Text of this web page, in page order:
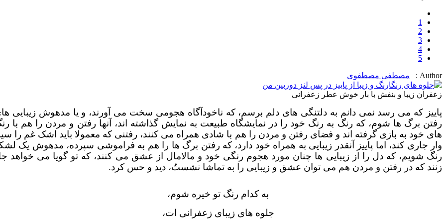
1
2
3
4
5
Author : مصطفی مصطفوی
زعفران زیبا و بنفش با بار خوش عطر زعفرانی
پاییز که می رسد نمی دانم به دلتنگی های دلم برسم، که ناخودآگاه هجومی سخت می آورند، و یا مدهوش زیبایی
رفتن برگ ها شوم، که رنگ به رنگ خود را در نمایشگاه طبیعت به نمایش گذاشته اند، آنها رفتن و مردن را هم با
های خود به بازی گرفته اند و فضای رفتن و مردن را هم با شادی همراه می کنند، رفتنی که معمولا باید اشک غم را
وار جاری کند، اما پاییز آنقدر زیبایی به همراه خود دارد، که رفتن برگ ها را هم به فراموشی سپرده، مدهوش یک
رنگ شویم، که دل را از زیبایی ها چنان مورد هجوم رنگی خود و مالامال از عشق می کنند، که تو گویا می خواهد
زنند که در رفتن و مردن هم می توان عشق و زیبایی را به تماشا نشستُ، دید و حس کرد.
به کدام رنگ تو خیره شوم،
جلوه های زیبای زعفرانی ات،